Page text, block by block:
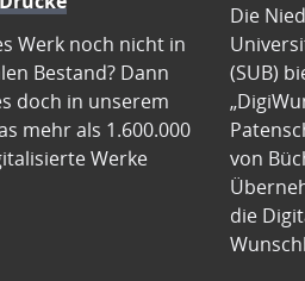
Werk noch nicht in
Bestand? Dann
doch in unserem
mehr als 1.600.000
Werke
Die
(SUB)
von
die